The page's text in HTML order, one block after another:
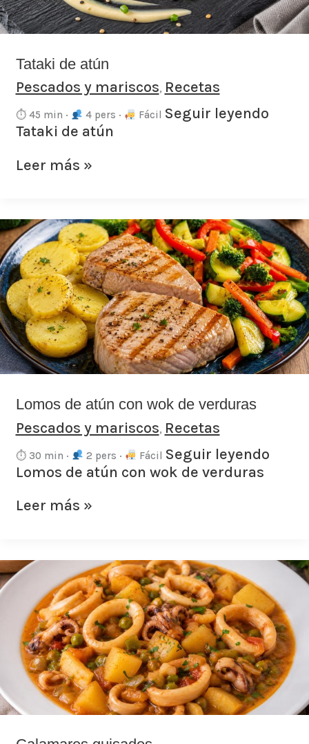
Tataki de atún
Pescados y mariscos, Recetas
⏱ 45 min · 4 pers · Fácil Seguir leyendo
Tataki de atún
Leer más »
Lomos de atún con wok de verduras
Pescados y mariscos, Recetas
⏱ 30 min · 2 pers · Fácil Seguir leyendo
Lomos de atún con wok de verduras
Lomos
de
atún
con
wok
de
verduras
Leer más »
Calamares
guisados